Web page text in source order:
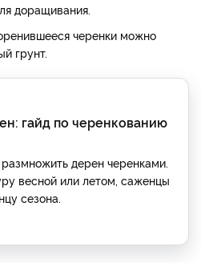
доращивания.
черенки можно
грунт.
гайд по черенкованию
дерен черенками.
весной или летом, саженцы
сезона.